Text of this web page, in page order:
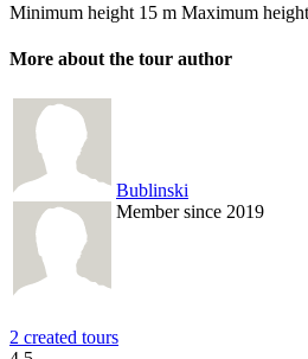
Minimum height 15 m Maximum height
More about the tour author
Bublinski
Member since 2019
2 created tours